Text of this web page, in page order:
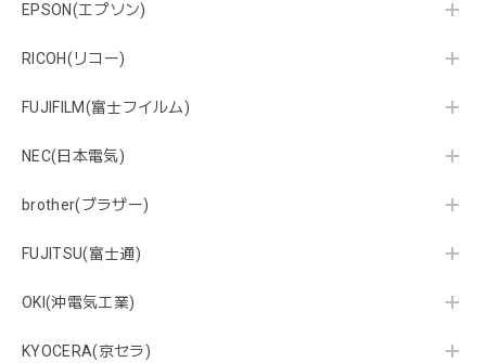
EPSON(エプソン)
RICOH(リコー)
FUJIFILM(富士フイルム)
NEC(日本電気)
brother(ブラザー)
FUJITSU(富士通)
OKI(沖電気工業)
KYOCERA(京セラ)